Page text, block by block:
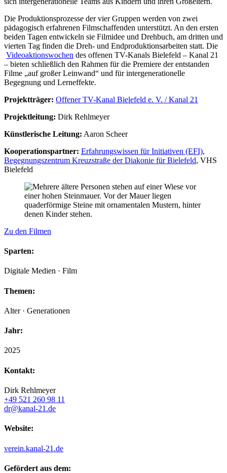
Die Produktionsprozesse der vier Gruppen werden von zwei
pädagogisch erfahrenen Filmschaffenden unterstützt. An den ersten
beiden Tagen entwickeln sie Filmidee und Drehbuch, am dritten und
vierten Tag finden die Dreh- und Endproduktionsarbeiten statt. Die
Videoaktionswochen des offenen TV-Kanals Bielefeld – Kanal 21
– bieten schließlich den Rahmen für die Premiere der entstanden
Filme „auf großer Leinwand“ und für intergenerationelle
Begegnung und Lerneffekte.
Projektträger: Offener TV-Kanal Bielefeld e. V. / Kanal 21
Projektleitung: Dirk Rehlmeyer
Künstlerische Leitung: Aaron Scheer
Kooperationspartner: Erfahrungswissen für Initiativen (EFI),
Begegnungszentrum Kreuzstraße der Diakonie für Bielefeld, VHS
Bielefeld
Zu den Filmen
Sparten:
Digitale Medien · Film
Themen:
Alter · Generationen
Jahr:
2025
Kontakt:
Dirk Rehlmeyer
+49 521 260 98 11
dr@kanal-21.de
Website:
verein.kanal-21.de
Gefördert aus dem: